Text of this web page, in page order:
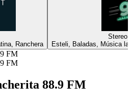
Ranchera
Stereo
Esteli, Baladas, Música
FM
FM
88.9 FM